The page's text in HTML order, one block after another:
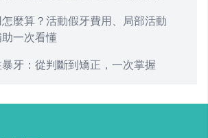
麼算？活動假牙費用、局部活動
一次看懂
牙：從判斷到矯正，一次掌握